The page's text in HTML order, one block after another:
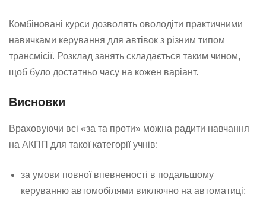
Комбіновані курси дозволять оволодіти практичними
навичками керування для автівок з різним типом
трансмісії. Розклад занять складається таким чином,
щоб було достатньо часу на кожен варіант.
Висновки
Враховуючи всі «за та проти» можна радити навчання
на АКПП для такої категорії учнів:
за умови повної впевненості в подальшому
керуванню автомобілями виключно на автоматиці;